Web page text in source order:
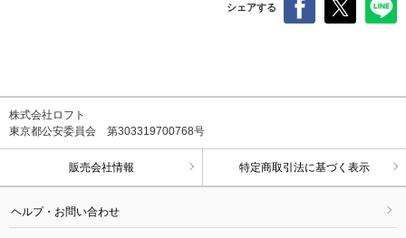
シェアする
株式会社ロフト
東京都公安委員会 第303319700768号
販売会社情報 特定商取引法に基づく表示
ヘルプ・お問い合わせ